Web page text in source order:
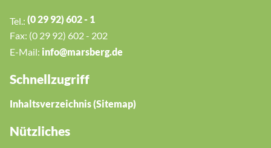
Tel.: (0 29 92) 602 - 1
Fax: (0 29 92) 602 - 202
E-Mail: nf m rsb rg d
Schnellzugriff
Inhaltsverzeichnis (Sitemap)
Nützliches